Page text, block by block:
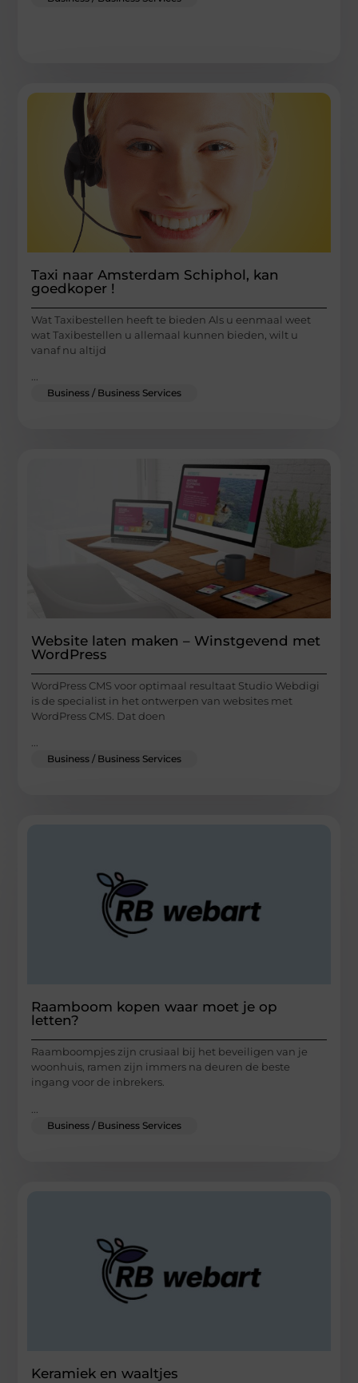
Taxi naar Amsterdam Schiphol, kan
goedkoper !
Wat Taxibestellen heeft te bieden Als u eenmaal weet
wat Taxibestellen u allemaal kunnen bieden, wilt u
vanaf nu altijd
Business / Business Services
Website laten maken – Winstgevend met
WordPress
WordPress CMS voor optimaal resultaat Studio Webdigi
is de specialist in het ontwerpen van websites met
WordPress CMS. Dat doen
...
Business / Business Services
Raamboom kopen waar moet je op
letten?
Raamboompjes zijn crusiaal bij het beveiligen van je
woonhuis, ramen zijn immers na deuren de beste
ingang voor de inbrekers.
Business / Business Services
Keramiek en waaltjes